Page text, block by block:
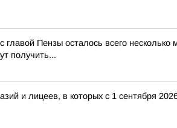
Пензы осталось всего
получить...
и лицеев, в которых с 1 сентября